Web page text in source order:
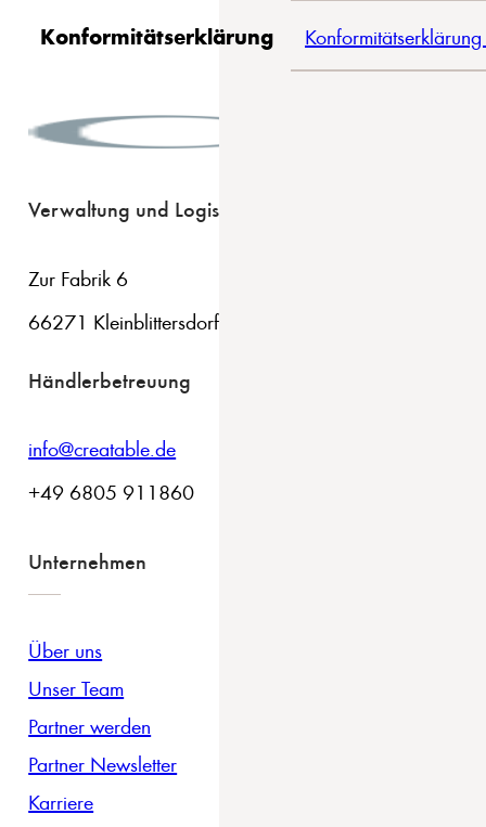
Konformitätserklärung
Verwaltung und Logistik
Zur Fabrik 6
66271 Kleinblittersdorf
Händlerbetreuung
info@creatable.de
+49 6805 911860
Unternehmen
Über uns
Unser Team
Partner werden
Partner Newsletter
Karriere